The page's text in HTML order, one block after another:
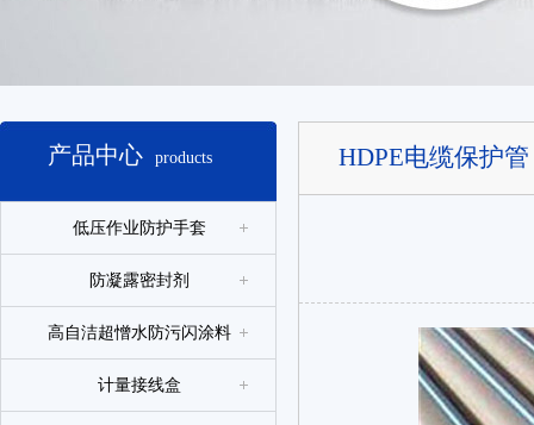
产品中心 products
低压作业防护手套
防凝露密封剂
高自洁超憎水防污闪涂料
计量接线盒
HDPE电缆保护管